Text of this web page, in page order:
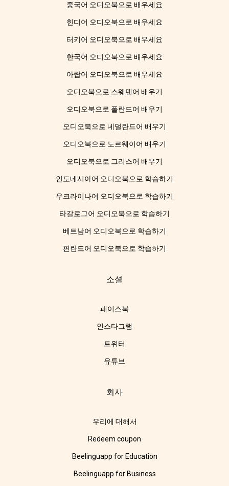
중국어 오디오북으로 배우세요
힌디어 오디오북으로 배우세요
터키어 오디오북으로 배우세요
한국어 오디오북으로 배우세요
아랍어 오디오북으로 배우세요
오디오북으로 스웨덴어 배우기
오디오북으로 폴란드어 배우기
오디오북으로 네덜란드어 배우기
오디오북으로 노르웨이어 배우기
오디오북으로 그리스어 배우기
인도네시아어 오디오북으로 학습하기
우크라이나어 오디오북으로 학습하기
타갈로그어 오디오북으로 학습하기
베트남어 오디오북으로 학습하기
핀란드어 오디오북으로 학습하기
소셜
페이스북
인스타그램
트위터
유튜브
회사
우리에 대해서
Redeem coupon
Beelinguapp for Education
Beelinguapp for Business